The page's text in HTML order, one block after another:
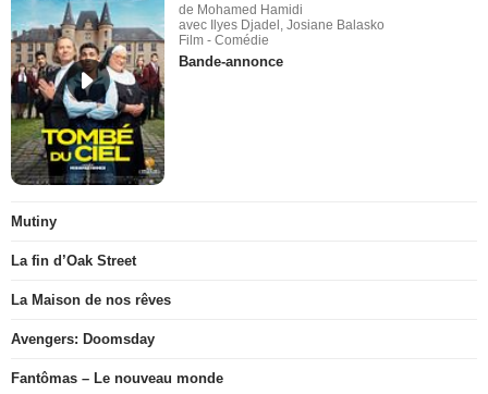
de Mohamed Hamidi
avec Ilyes Djadel, Josiane Balasko
Film - Comédie
Bande-annonce
Mutiny
La fin d’Oak Street
La Maison de nos rêves
Avengers: Doomsday
Fantômas – Le nouveau monde